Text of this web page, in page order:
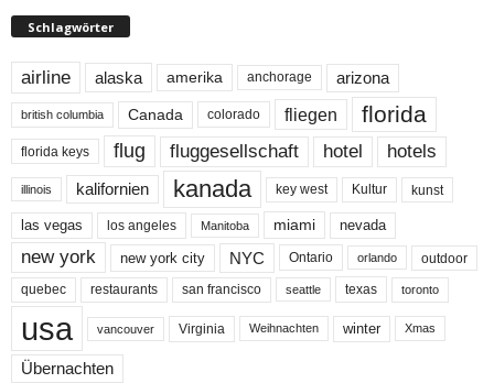
Schlagwörter
airline alaska amerika anchorage arizona
british columbia Canada colorado fliegen florida
florida keys flug fluggesellschaft hotel hotels
illinois kalifornien kanada key west Kultur kunst
las vegas los angeles Manitoba miami nevada
new york new york city NYC Ontario orlando outdoor
quebec restaurants san francisco seattle texas toronto
usa vancouver Virginia Weihnachten winter Xmas
Übernachten